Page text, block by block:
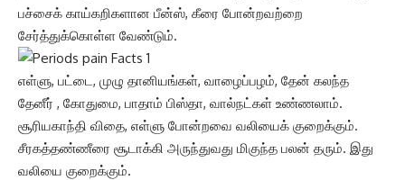
பச்சைக் காய்கறிகளான பீன்ஸ், கீரை போன்றவற்றை
சேர்த்துக்கொள்ள வேண்டும்.
எள்ளு, பட்டை, முழு தானியங்கள், வாழைப்பழம், தேன் கலந்த
தேனீர் , கோதுமை, பாதாம் பிஸ்தா, வால்நட்கள் உண்ணலாம்.
சூரியகாந்தி விதை, எள்ளு போன்றவை வலியைக் குறைக்கும்.
சீரகத்தண்ணீரை சூடாக்கி அருந்துவது மிகுந்த பலன் தரும். இது
வலியை குறைக்கும்.